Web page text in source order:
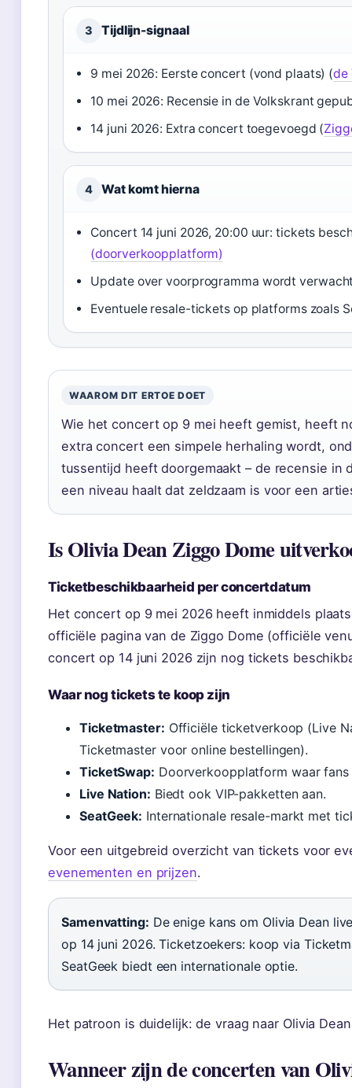
3 Tijdlijn-signaal
9 mei 2026: Eerste concert (vond plaats) (de
10 mei 2026: Recensie in de Volkskrant
14 juni 2026: Extra concert toegevoegd (
4 Wat komt hierna
Concert 14 juni 2026, 20:00 uur: tickets
(doorverkoopplatform)
Update over voorprogramma wordt
Eventuele resale-tickets op platforms zoals
WAAROM DIT ERTOE DOET
Wie het concert op 9 mei heeft gemist, heeft
extra concert een simpele herhaling wordt,
tussentijd heeft doorgemaakt – de recensie in
een niveau haalt dat zeldzaam is voor een
Is Olivia Dean Ziggo Dome
Ticketbeschikbaarheid per concertdatum
Het concert op 9 mei 2026 heeft inmiddels
officiële pagina van de Ziggo Dome (officiële
concert op 14 juni 2026 zijn nog tickets
Waar nog tickets te koop zijn
Ticketmaster: Officiële ticketverkoop (Live
Ticketmaster voor online bestellingen).
TicketSwap: Doorverkoopplatform waar
Live Nation: Biedt ook VIP-pakketten aan.
SeatGeek: Internationale resale-markt met
Voor een uitgebreid overzicht van tickets voor
evenementen en prijzen.
Samenvatting: De enige kans om Olivia Dean
op 14 juni 2026. Ticketzoekers: koop via
SeatGeek biedt een internationale optie.
Het patroon is duidelijk: de vraag naar Olivia
Wanneer zijn de concerten van